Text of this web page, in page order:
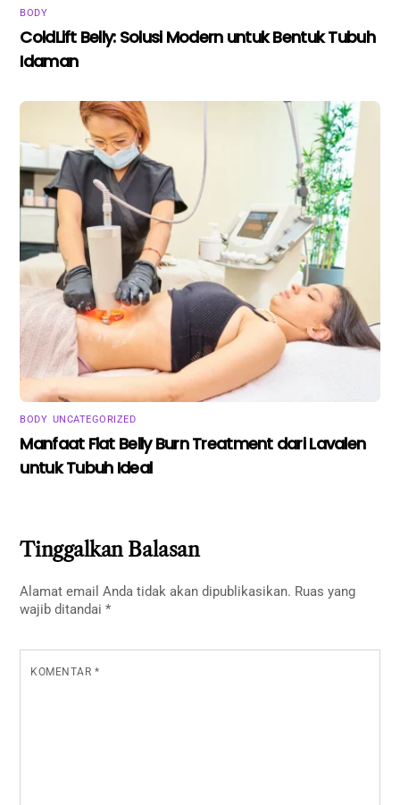
BODY
ColdLift Belly: Solusi Modern untuk Bentuk Tubuh
Idaman
BODY, UNCATEGORIZED
Manfaat Flat Belly Burn Treatment dari Lavalen
untuk Tubuh Ideal
Tinggalkan Balasan
Alamat email Anda tidak akan dipublikasikan. Ruas yang
wajib ditandai*
KOMENTAR *